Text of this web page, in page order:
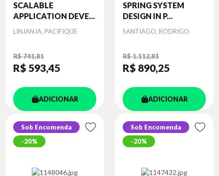
SCALABLE
APPLICATION DEVE...
Autor
LINJANJA, PACIFIQUE
R$ 741,81
R$ 593,45
ADICIONAR
SPRING SYSTEM
DESIGN IN P...
Autor
SANTIAGO, RODRIGO
R$ 1.112,81
R$ 890,25
ADICIONAR
Sob Encomenda
20%
Sob Encomenda
20%